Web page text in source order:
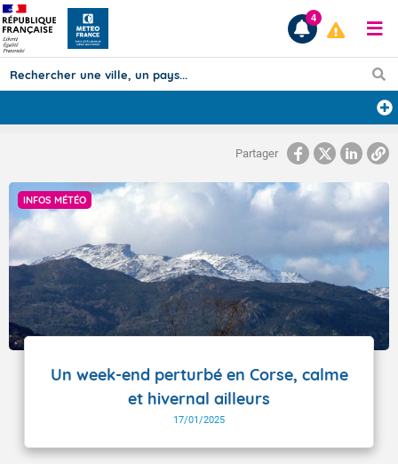
Prévisions
TOUS LES RÉSULTATS
4
Partager
INFOS MÉTÉO
Un week-end perturbé en Corse, calme
et hivernal ailleurs
17/01/2025